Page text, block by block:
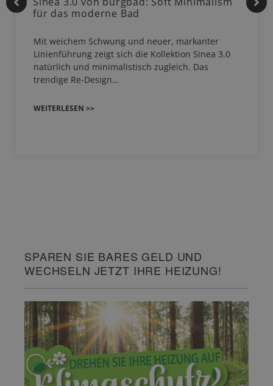
für das moderne Bad
Mit weichem Schwung und neuer, markanter
Linienführung zeigt sich die Kollektion Sinea 3.0
natürlich und minimalistisch zugleich. Das
trendige Re-Design…
WEITERLESEN >>
SPAREN SIE BARES GELD UND
WECHSELN JETZT IHRE HEIZUNG!